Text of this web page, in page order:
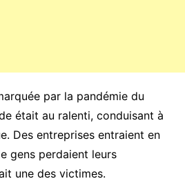
par la pandémie du
était au ralenti, conduisant à
Des entreprises entraient en
gens perdaient leurs
une des victimes.